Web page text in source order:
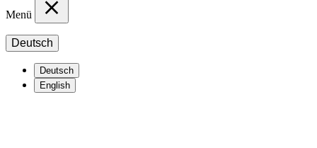
Menü
Deutsch
Deutsch
English